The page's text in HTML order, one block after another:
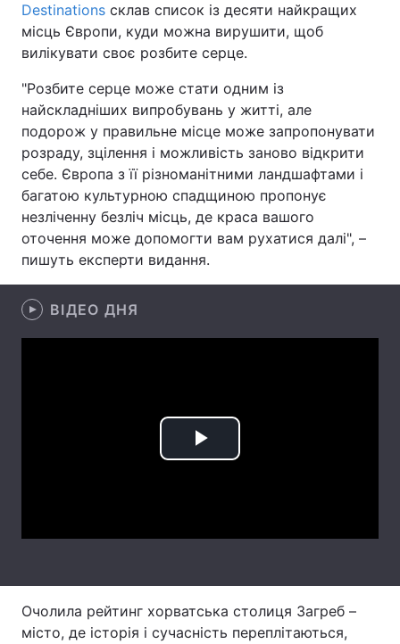
Техно і зв'язок Лайт
Зброя Інциденти
Здоров'я Туризм
Цікавинки Погода
Екологія
Лонгріди
Відео з Youtube
Інтерв'ю
Архів Вакансії
Тема оформлення
Destinations склав список із десяти найкращих
місць Європи, куди можна вирушити, щоб
вилікувати своє розбите серце.
"Розбите серце може стати одним із
найскладніших випробувань у житті, але
подорож у правильне місце може запропонувати
розраду, зцілення і можливість заново відкрити
себе. Європа з її різноманітними ландшафтами і
багатою культурною спадщиною пропонує
незліченну безліч місць, де краса вашого
оточення може допомогти вам рухатися далі", –
пишуть експерти видання.
ВІДЕО ДНЯ
Play
Очолила рейтинг хорватська столиця Загреб –
місто, де історія і сучасність переплітаються,